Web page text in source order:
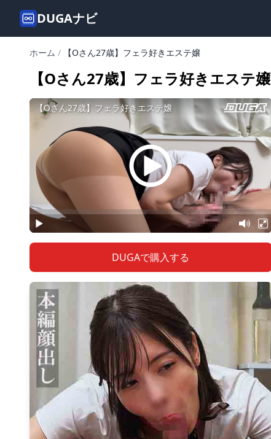
DUGAナビ
ホーム / 【Oさん27歳】フェラ好きエステ嬢
【Oさん27歳】フェラ好きエステ嬢
DUGAで購入する